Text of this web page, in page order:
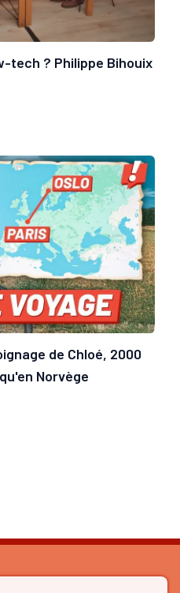
tech ? Philippe Bihouix
de Chloé, 2000
Norvège